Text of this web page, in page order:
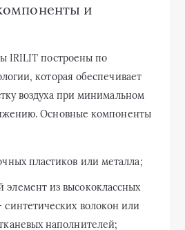
и
IRILIT построены по
которая обеспечивает
воздуха при минимальном
Основные компоненты
пластиков или металла;
из высококлассных
синтетических волокон или
наполнителей;